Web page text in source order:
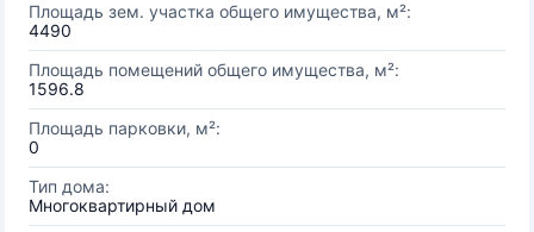
Площадь зем. участка общего имущества, м²:
4490
Площадь помещений общего имущества, м²:
1596.8
Площадь парковки, м²:
0
Тип дома:
Многоквартирный дом